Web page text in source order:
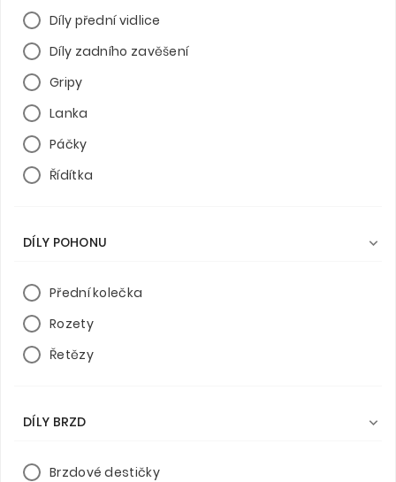
Díly přední vidlice
Díly zadního zavěšení
Gripy
Lanka
Páčky
Řídítka
DÍLY POHONU 
Přední kolečka
Rozety
Řetězy
DÍLY BRZD 
Brzdové destičky